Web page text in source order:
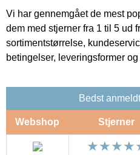
Vi har gennemgået de mest
dem med stjerner fra 1 til 5 ud
sortimentstørrelse,
betingelser, leveringsformer
Bedst
Webshop Stjerner